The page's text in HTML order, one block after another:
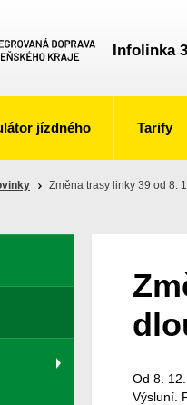
Infolinka
jízdného Tarify
Změna trasy linky 39 od 8.
Od 8.
Výsluní.